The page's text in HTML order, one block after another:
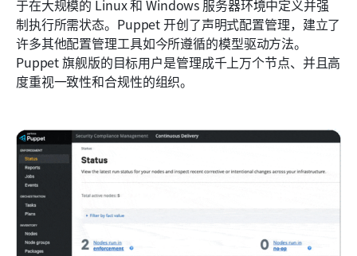
于在大规模的 Linux 和 Windows 服务器环境中定义并强
制执行所需状态。Puppet 开创了声明式配置管理，建立了
许多其他配置管理工具如今所遵循的模型驱动方法。
Puppet 旗舰版的目标用户是管理成千上万个节点、并且高
度重视一致性和合规性的组织。